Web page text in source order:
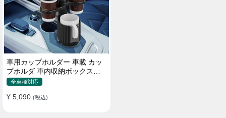
車用カップホルダー 車載 カッ
プホルダ 車内収納ボックス車
載テーブル スマホ置き 調整可
止め 小物置き 多機能 使い勝手
全車種対応
¥ 5,090 (税込)